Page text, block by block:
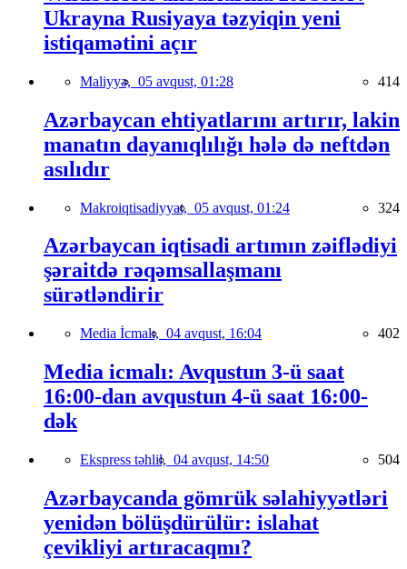
Ukrayna Rusiyaya təzyiqin yeni
istiqamətini açır
Maliyyə, 05 avqust, 01:28 414
Azərbaycan ehtiyatlarını artırır, lakin
manatın dayanıqlılığı hələ də neftdən
asılıdır
Makroiqtisadiyyat, 05 avqust, 01:24 324
Azərbaycan iqtisadi artımın zəiflədiyi
şəraitdə rəqəmsallaşmanı
sürətləndirir
Media İcmalı, 04 avqust, 16:04 402
Media icmalı: Avqustun 3-ü saat
16:00-dan avqustun 4-ü saat 16:00-
dək
Ekspress təhlil, 04 avqust, 14:50 504
Azərbaycanda gömrük səlahiyyətləri
yenidən bölüşdürülür: islahat
çevikliyi artıracaqmı?